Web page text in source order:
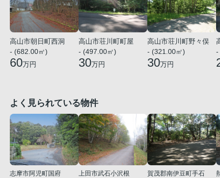
高山市朝日町西洞
- (682.00㎡)
60万円
高山市荘川町町屋
- (497.00㎡)
30万円
高山市荘川町野々俣
- (321.00㎡)
30万円
-
よく見られている物件
志摩市阿児町国府
上田市武石小沢根
賀茂郡南伊豆町手石